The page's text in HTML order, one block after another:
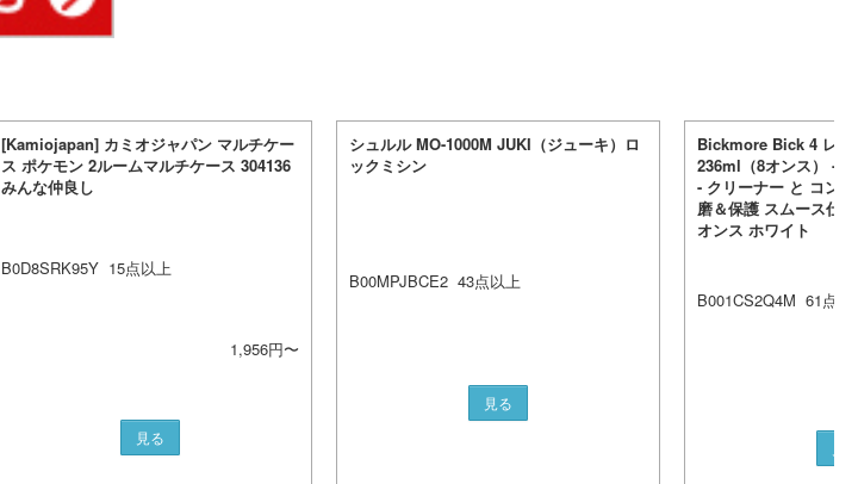
[Kamiojapan] カミオジャパン マルチケー
ス ポケモン 2ルームマルチケース 304136
みんな仲良し
B0D8SRK95Y 15点以上
1,956円〜
見る
シュルル MO-1000M JUKI（ジューキ）ロ
ックミシン
B00MPJBCE2 43点以上
見る
Bickmore Bick 4 レザ
236ml（8オンス） -
- クリーナー と コン
磨＆保護 スムース仕
オンス ホワイト
B001CS2Q4M 61点以